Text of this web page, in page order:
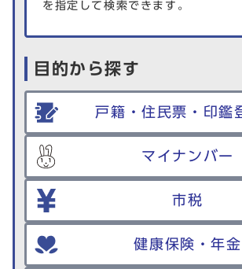
を指定して検索できます。
目的から探す
戸籍・住民票・印鑑
マイナンバー
市税
健康保険・年金